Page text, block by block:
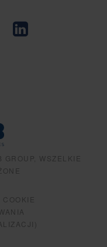
GROUP, WSZELKIE
COOKIE